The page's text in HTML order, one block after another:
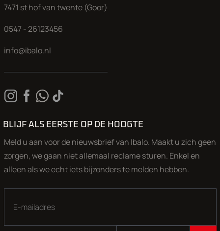
7471 st hof van twente (Goor)
0547 - 26123456
info@ibalo.nl
BLIJF ALS EERSTE OP DE HOOGTE
Meld u aan voor de nieuwsbrief van Ibalo. Maakt u zich geen
zorgen, we gaan niet allemaal reclame sturen. Enkel en
alleen als we echt iets bijzonders te melden hebben.